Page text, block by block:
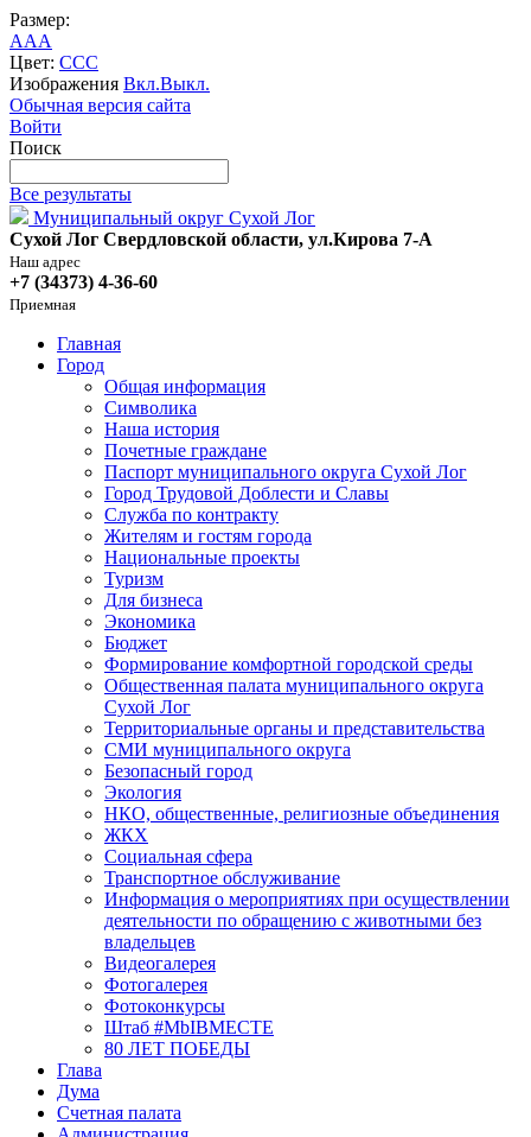
Размер:
AAA
Цвет: CCC
Изображения Вкл.Выкл.
Обычная версия сайта
Войти
Поиск
Все результаты
Муниципальный округ Сухой Лог
Сухой Лог Свердловской области, ул.Кирова 7-А
Наш адрес
+7 (34373) 4-36-60
Приемная
Главная
Город
Общая информация
Символика
Наша история
Почетные граждане
Паспорт муниципального округа Сухой Лог
Город Трудовой Доблести и Славы
Служба по контракту
Жителям и гостям города
Национальные проекты
Туризм
Для бизнеса
Экономика
Бюджет
Формирование комфортной городской среды
Общественная палата муниципального округа
Сухой Лог
Территориальные органы и представительства
СМИ муниципального округа
Безопасный город
Экология
НКО, общественные, религиозные объединения
ЖКХ
Социальная сфера
Транспортное обслуживание
Информация о мероприятиях при осуществлении
деятельности по обращению с животными без
владельцев
Видеогалерея
Фотогалерея
Фотоконкурсы
Штаб #MbIBMECTE
80 ЛЕТ ПОБЕДЫ
Глава
Дума
Счетная палата